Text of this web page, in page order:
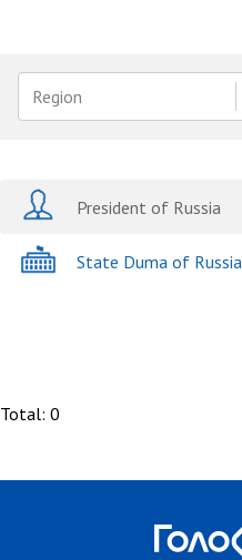
Region
President of Russia
State Duma of Russia
Total: 0